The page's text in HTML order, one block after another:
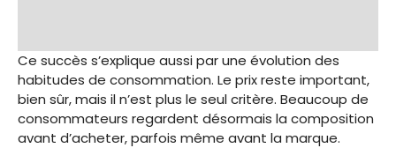
Ce succès s’explique aussi par une évolution des
habitudes de consommation. Le prix reste important,
bien sûr, mais il n’est plus le seul critère. Beaucoup de
consommateurs regardent désormais la composition
avant d’acheter, parfois même avant la marque.